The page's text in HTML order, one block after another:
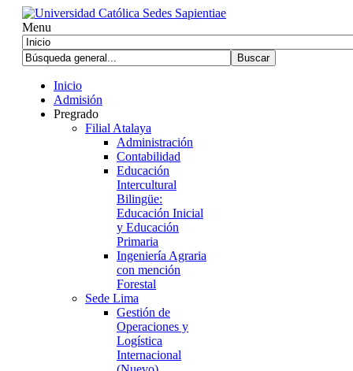
Menu
Inicio
Admisión
Pregrado
Filial Atalaya
Administración
Contabilidad
Educación
Intercultural
Bilingüe:
Educación Inicial
y Educación
Primaria
Ingeniería Agraria
con mención
Forestal
Sede Lima
Gestión de
Operaciones y
Logística
Internacional